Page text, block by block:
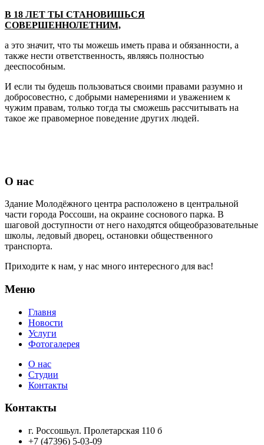
В 18 ЛЕТ ТЫ СТАНОВИШЬСЯ
СОВЕРШЕННОЛЕТНИМ,
а это значит, что ты можешь иметь права и обязанности, а
также нести ответственность, являясь полностью
дееспособным.
И если ты будешь пользоваться своими правами разумно и
добросовестно, с добрыми намерениями и уважением к
чужим правам, только тогда ты сможешь рассчитывать на
такое же правомерное поведение других людей.
О нас
Здание Молодёжного центра расположено в центральной
части города Россоши, на окраине соснового парка. В
шаговой доступности от него находятся общеобразовательные
школы, ледовый дворец, остановки общественного
транспорта.
Приходите к нам, у нас много интересного для вас!
Меню
Главня
Новости
Услуги
Фотогалерея
О нас
Студии
Контакты
Контакты
г. Россошьул. Пролетарская 110 б
+7 (47396) 5-03-09